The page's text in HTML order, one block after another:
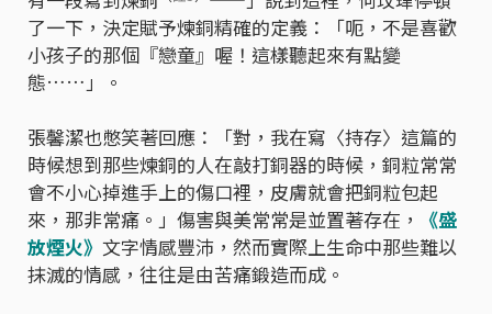
了一下，決定賦予煉銅精確的定義：「呃，不是喜歡
小孩子的那個『戀童』喔！這樣聽起來有點變
態……」。
張馨潔也憋笑著回應：「對，我在寫〈持存〉這篇的
時候想到那些煉銅的人在敲打銅器的時候，銅粒常常
會不小心掉進手上的傷口裡，皮膚就會把銅粒包起
來，那非常痛。」傷害與美常常是並置著存在，
《盛
放煙火》 文字情感豐沛，然而實際上生命中那些難以
抹滅的情感，往往是由苦痛鍛造而成。